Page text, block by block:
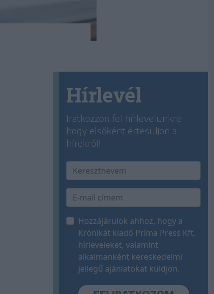
Hírlevél
Iratkozzon fel hírlevelünkre,
hogy elsőként értesüljön a
hírekről!
Hozzájárulok ahhoz, hogy a
Krónikát kiadó Príma Press Kft.
hírleveleket, valamint
alkalmanként kereskedelmi
jellegű ajánlatokat küldjön.